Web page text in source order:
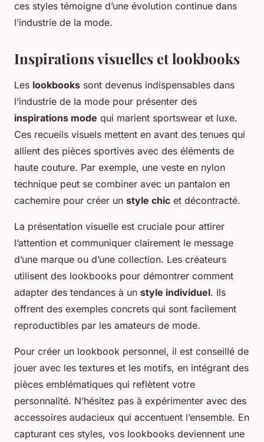
ces styles témoigne d’une évolution continue dans
l’industrie de la mode.
Inspirations visuelles et lookbooks
Les lookbooks sont devenus indispensables dans
l’industrie de la mode pour présenter des
inspirations mode qui marient sportswear et luxe.
Ces recueils visuels mettent en avant des tenues qui
allient des pièces sportives avec des éléments de
haute couture. Par exemple, une veste en nylon
technique peut se combiner avec un pantalon en
cachemire pour créer un style chic et décontracté.
La présentation visuelle est cruciale pour attirer
l’attention et communiquer clairement le message
d’une marque ou d’une collection. Les créateurs
utilisent des lookbooks pour démontrer comment
adapter des tendances à un style individuel. Ils
offrent des exemples concrets qui sont facilement
reproductibles par les amateurs de mode.
Pour créer un lookbook personnel, il est conseillé de
jouer avec les textures et les motifs, en intégrant des
pièces emblématiques qui reflètent votre
personnalité. N’hésitez pas à expérimenter avec des
accessoires audacieux qui accentuent l’ensemble. En
capturant ces styles, vos lookbooks deviennent une